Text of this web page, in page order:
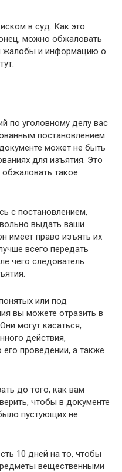
в суд. Как это
можно обжаловать
жалобы и информацию о
по уголовному делу вас
постановлением
может не быть
для изъятия. Это
обжаловать такое
с постановлением,
выдать ваши
имеет право изъять их
всего передать
чего следователь
или под
вы можете отразить в
могут касаться,
действия,
проведении, а также
до того, как вам
чтобы в документе
пустующих не
10 дней на то, чтобы
вещественными